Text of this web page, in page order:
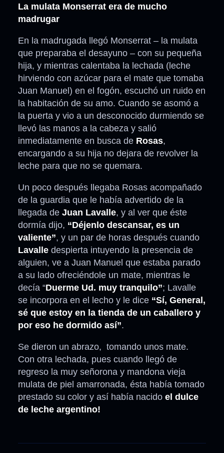
La mulata Monserrat era de mucho
madrugar
En la madrugada llegó Monserrat – la mulata
que preparaba el desayuno – con su pequeña
hija, y mientras calentaba la lechada (leche
hirviendo con azúcar para el mate que tomaba
Juan Manuel) en el fogón, escuchó un ruido en
la habitación de su amo. Cuando se asomó a
la puerta y vio a un desconocido durmiendo se
llevó las manos a la cabeza y salió
inmediatamente en busca de Rosas,
encargando a su hija no dejara de revolver la
leche para que no se quemara.
Un poco después llegaba Rosas acompañado
de la guardia que le había advertido de la
llegada de Juan Lavalle, y al ver que éste
dormía dijo, “Déjenlo descansar, es un
valiente”, y un par de horas después cuando
Lavalle despierta intuyendo la presencia de
alguien, ve a Juan Manuel que estaba parado
a su lado ofreciéndole un mate, mientras le
decía “Duerme Ud. muy tranquilo”; Lavalle
se incorpora en el lecho y le dice “Sí, General,
sé que estoy en la tienda de un caballero y
por eso he dormido así”.
Se dieron un abrazo, tomando unos mate.
Con otra lechada, pues cuando llegó de
regreso la muy señorona y mandona vieja
mulata de piel amarronada, ésta había tomado
prestado su color y así había nacido el dulce
de leche argentino!